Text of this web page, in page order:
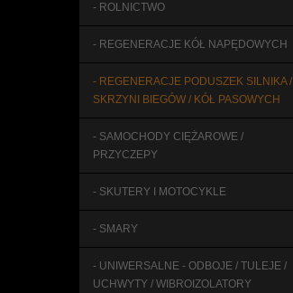
- ROLNICTWO
- REGENERACJE KÓŁ NAPĘDOWYCH
- REGENERACJE PODUSZEK SILNIKA /
SKRZYNI BIEGÓW / KÓŁ PASOWYCH
- SAMOCHODY CIĘŻAROWE /
PRZYCZEPY
- SKUTERY I MOTOCYKLE
- SMARY
- UNIWERSALNE - ODBOJE / TULEJE /
UCHWYTY / WIBROIZOLATORY